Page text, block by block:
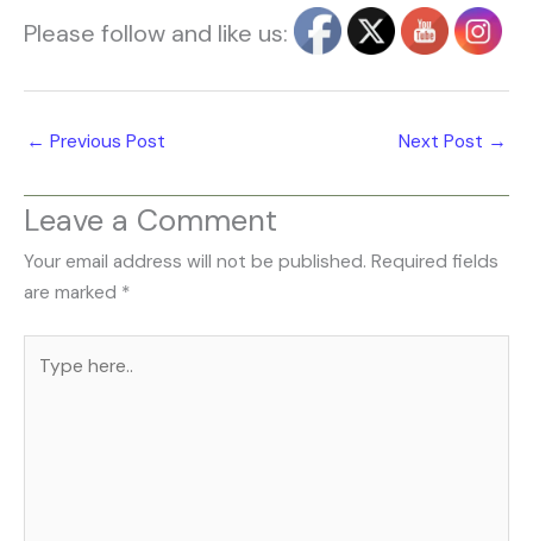
Please follow and like us:
← Previous Post Next Post →
Leave a Comment
Your email address will not be published. Required fields
are marked *
here..